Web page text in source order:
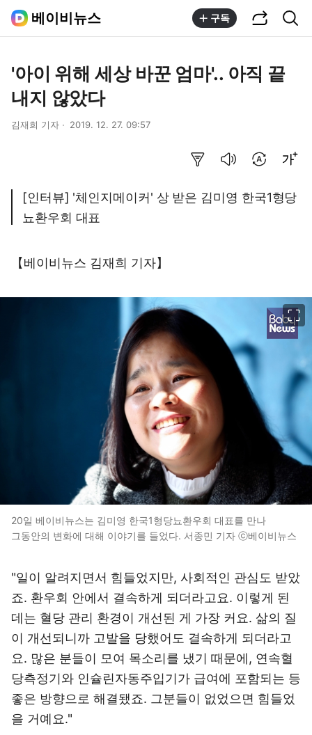
베이비뉴스 구독
'아이 위해 세상 바꾼 엄마'.. 아직 끝
내지 않았다
김재희 기자 2019. 12. 27. 09:57
[인터뷰] '체인지메이커' 상 받은 김미영 한국1형당
뇨환우회 대표
【베이비뉴스 김재희 기자】
20일 베이비뉴스는 김미영 한국1형당뇨환우회 대표를 만나
그동안의 변화에 대해 이야기를 들었다. 서종민 기자 ⓒ베이비뉴스
"일이 알려지면서 힘들었지만, 사회적인 관심도 받았
죠. 환우회 안에서 결속하게 되더라고요. 이렇게 된
데는 혈당 관리 환경이 개선된 게 가장 커요. 삶의 질
이 개선되니까 고발을 당했어도 결속하게 되더라고
요. 많은 분들이 모여 목소리를 냈기 때문에, 연속혈
당측정기와 인슐린자동주입기가 급여에 포함되는 등
좋은 방향으로 해결됐죠. 그분들이 없었으면 힘들었
을 거예요."